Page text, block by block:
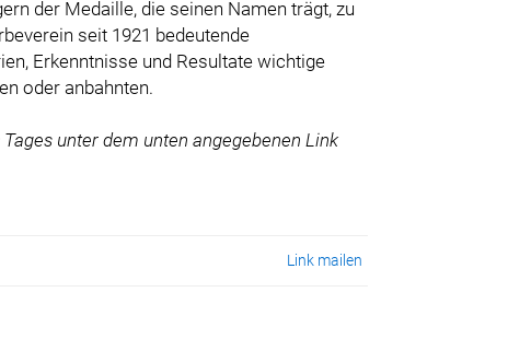
der Medaille, die seinen Namen trägt, zu
seit 1921 bedeutende
Erkenntnisse und Resultate wichtige
oder anbahnten.
unter dem unten angegebenen Link
Link mailen